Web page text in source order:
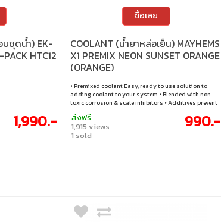
บชุดน้ำ) EK-
HTC12
1,990.-
ซื้อเลย
COOLANT (น้ำยาหล่อเย็น) MAYHEMS
X1 PREMIX NEON SUNSET ORANGE
(ORANGE)
• Premixed coolant Easy, ready to use solution to
adding coolant to your system • Blended with non-
toxic corrosion & scale inhibitors • Additives prevent
ส่งฟรี
1,915 views
1 sold
990.-